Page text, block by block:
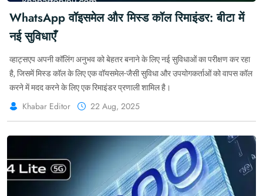
WhatsApp वॉइसमेल और मिस्ड कॉल रिमाइंडर: बीटा में
नई सुविधाएँ
व्हाट्सएप अपनी कॉलिंग अनुभव को बेहतर बनाने के लिए नई सुविधाओं का परीक्षण कर रहा
है, जिसमें मिस्ड कॉल के लिए एक वॉयसमेल-जैसी सुविधा और उपयोगकर्ताओं को वापस कॉल
करने में मदद करने के लिए एक रिमाइंडर प्रणाली शामिल है।
Khabar Editor 22 Aug, 2025